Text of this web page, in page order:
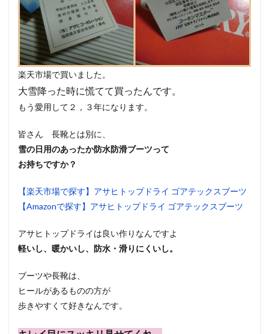
楽天市場で買いました。
大雪降った時に慌てて買ったんです。
もう愛用して２，３年になります。
皆さん 長靴とは別に、
雪の日用のあったか防水防滑ブーツって
お持ちですか？
【楽天市場で探す】アサヒトップドライ ゴアテックスブーツ
【Amazonで探す】アサヒトップドライ ゴアテックスブーツ
アサヒトップドライは良い作りなんですよ
軽いし、暖かいし、防水・滑りにくいし。
ブーツや長靴は、
ヒールがあるものの方が
歩きやすくて好きなんです。